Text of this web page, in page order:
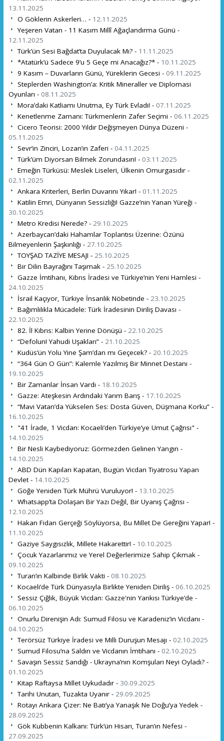
13.11.2025
O Göklerin Askerleri… - 12.11.2025
Yeşeren Vatan - 11 Kasım Millî Ağaçlandırma Günü -
12.11.2025
Türk’ün Sesi Bağdat’ta Duyulacak Mı? - 11.11.2025
*Atatürk’ü Sadece 9’u 5 Geçe mi Anacağız?* - 10.11.2025
9 Kasım – Duvarların Günü, Yüreklerin Gecesi - 09.11.2025
Steplerden Washington’a: Kritik Mineraller ve Diplomasi
Oyunları - 08.11.2025
Mora’daki Katliamı Unutma, Ey Türk Evladı! - 07.11.2025
Kenetlenme Zamanı: Türkmenlerin Zafer Seçimi - 06.11.2025
Cicero Teorisi: 2000 Yıldır Değişmeyen Dünya Düzeni -
05.11.2025
Sevr’in Zinciri, Lozan’ın Zaferi - 04.11.2025
Türk’üm Diyorsan Bilmek Zorundasın! - 03.11.2025
Emeğin Türküsü: Meslek Liseleri, Ülkenin Omurgasıdır -
02.11.2025
Ankara Kriterleri, Berlin Duvarını Yıkar! - 01.11.2025
Katilin Emri, Dünyanın Sessizliği! Gazze’nin Yanan Yüreği -
30.10.2025
Metro Kredisi Nerede? - 29.10.2025
Azerbaycan’daki Hahamlar Toplantısı Üzerine: Özünü
Bilmeyenlerin Şaşkınlığı - 27.10.2025
TOYŞAD TAZİYE MESAJI - 25.10.2025
Bir Dilin Bayrağını Taşımak - 25.10.2025
Gazze İmtihanı, Kıbrıs İradesi ve Türkiye’nin Yeni Hamlesi -
24.10.2025
İsrail Kaçıyor, Türkiye İnsanlık Nöbetinde - 23.10.2025
Bağımlılıkla Mücadele: Türk İradesinin Diriliş Davası -
22.10.2025
82. İl Kıbrıs: Kalbin Yerine Dönüşü - 22.10.2025
“Defolun! Yahudi Uşakları” - 21.10.2025
Kudüs’ün Yolu Yine Şam’dan mı Geçecek? - 20.10.2025
“364 Gün O Gün”: Kalemle Yazılmış Bir Minnet Destanı -
19.10.2025
Bir Zamanlar İnsan Vardı - 18.10.2025
Gazze: Ateşkesin Ardındaki Yarım Barış - 17.10.2025
“Mavi Vatan’da Yükselen Ses: Dosta Güven, Düşmana Korku” -
16.10.2025
"41 İrade, 1 Vicdan: Kocaeli’den Türkiye’ye Umut Çağrısı" -
14.10.2025
Bir Nesli Kaybediyoruz: Görmezden Gelinen Yangın -
14.10.2025
ABD Dün Kapıları Kapatan, Bugün Vicdan Tiyatrosu Yapan
Devlet - 14.10.2025
Göğe Yeniden Türk Mührü Vuruluyor! - 13.10.2025
Whatsapp’ta Dolaşan Bir Yazı Değil, Bir Uyanış Çağrısı -
12.10.2025
Hakan Fidan Gerçeği Söylüyorsa, Bu Millet De Gereğini Yapar! -
11.10.2025
Gaziye Saygısızlık, Millete Hakarettir! - 10.10.2025
Çocuk Yazarlarımız ve Yerel Değerlerimize Sahip Çıkmak -
09.10.2025
Turan’ın Kalbinde Birlik Vakti - 08.10.2025
Kocaeli’de Türk Dünyasıyla Birlikte Yeniden Diriliş - 06.10.2025
Sessiz Çığlık, Büyük Vicdan: Gazze'nin Yankısı Türkiye’de -
06.10.2025
Onurlu Direnişin Adı: Sumud Filosu ve Karadeniz’in Vicdanı -
04.10.2025
Terörsüz Türkiye İradesi ve Milli Duruşun Mesajı - 02.10.2025
Sumud Filosu’na Saldırı ve Vicdanın İmtihanı - 02.10.2025
Savaşın Sessiz Sandığı - Ukrayna’nın Komşuları Neyi Oyladı? -
01.10.2025
Kitap Raftaysa Millet Uykudadır - 30.09.2025
Tarihi Unutan, Tuzakta Uyanır - 29.09.2025
Rotayı Ankara Çizer: Ne Batı’ya Yanaşık Ne Doğu’ya Yedek -
28.09.2025
Gök Kubbenin Kalkanı: Türk’ün Hisarı, Turan’ın Nefesi -
27.09.2025